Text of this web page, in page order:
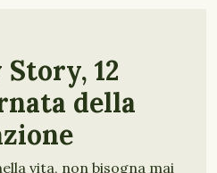
12
della
vita, non bisogna mai